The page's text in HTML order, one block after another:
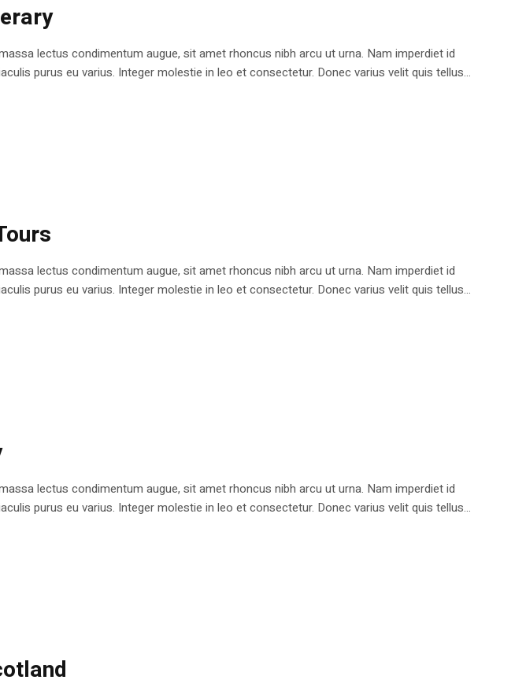
lectus condimentum augue, sit amet rhoncus nibh arcu ut urna. Nam imperdiet id
purus eu varius. Integer molestie in leo et consectetur. Donec varius velit quis tellus...
lectus condimentum augue, sit amet rhoncus nibh arcu ut urna. Nam imperdiet id
purus eu varius. Integer molestie in leo et consectetur. Donec varius velit quis tellus...
lectus condimentum augue, sit amet rhoncus nibh arcu ut urna. Nam imperdiet id
purus eu varius. Integer molestie in leo et consectetur. Donec varius velit quis tellus...